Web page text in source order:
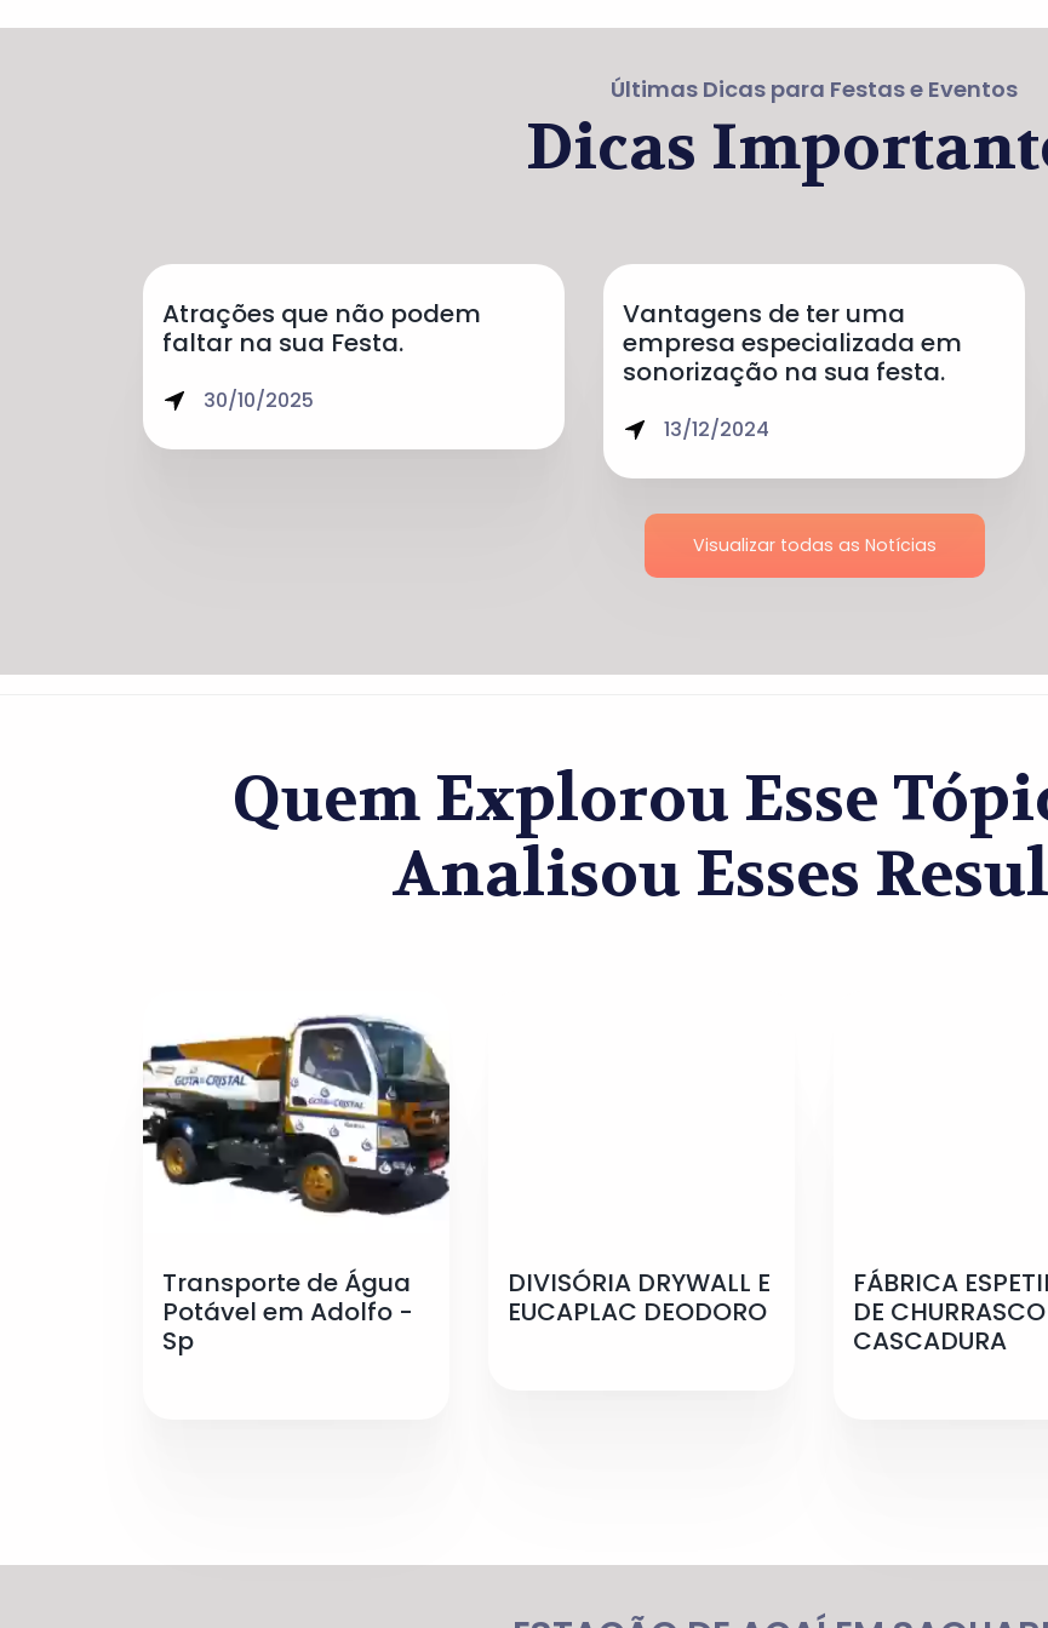
Últimas Dicas para Festas e Eventos
Dicas
Atrações que não podem
faltar na sua Festa.
30/10/2025
Vantagens de ter uma
empresa especializada em
sonorização na sua festa.
13/12/2024
Visualizar todas as Notícias
Quem Explorou Esse
Analisou Esses
Transporte de Água
Potável em Adolfo -
Sp
DIVISÓRIA DRYWALL E
EUCAPLAC DEODORO
FÁBRICA
DE CHURRASCO
CASCADURA